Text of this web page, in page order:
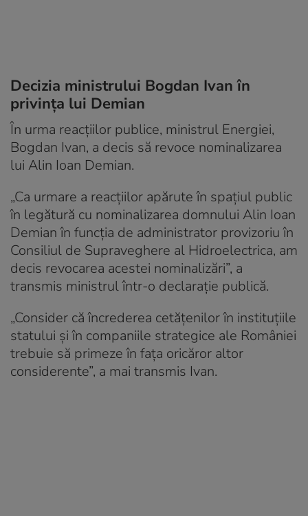
Decizia ministrului Bogdan Ivan în
privința lui Demian
În urma reacțiilor publice, ministrul Energiei,
Bogdan Ivan, a decis să revoce nominalizarea
lui Alin Ioan Demian.
„Ca urmare a reacțiilor apărute în spațiul public
în legătură cu nominalizarea domnului Alin Ioan
Demian în funcția de administrator provizoriu în
Consiliul de Supraveghere al Hidroelectrica, am
decis revocarea acestei nominalizări”, a
transmis ministrul într-o declarație publică.
„Consider că încrederea cetățenilor în instituțiile
statului și în companiile strategice ale României
trebuie să primeze în fața oricăror altor
considerente”, a mai transmis Ivan.